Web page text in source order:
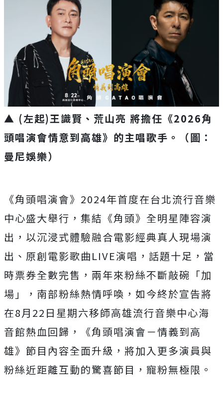
▲ (左起)王識賢、荒山亮 將擔任《2026角
頭唱演會情意到高雄》的主唱歌手。（圖：
曼尼娛樂）
《角頭唱演會》2024年首度在台北流行音樂
中心盛大舉行， 集結《角頭》全明星陣容演
出， 以沉浸式體驗融合電影經典真人現場演
出、 原創電影歌曲LIVE演唱，話題十足，當
時票券全數完售， 兩年來粉絲不斷敲碗「加
場」，南部粉絲熱情呼喚， 如今終於宣告將
在8月22日星期六移師高雄流行音樂中心海
音館熱血回歸，《角頭唱演會－情義到高
雄》節目內容全面升級， 將加入更多演員與
粉絲近距離互動的驚喜節目，寵粉無極限。